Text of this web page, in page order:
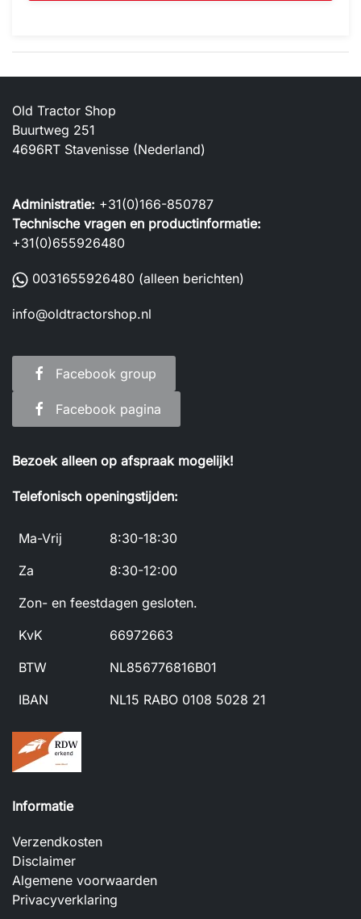
Old Tractor Shop
Buurtweg 251
4696RT Stavenisse (Nederland)
Administratie: +31(0)166-850787
Technische vragen en productinformatie:
+31(0)655926480
0031655926480 (alleen berichten)
info@oldtractorshop.nl
Facebook group
Facebook pagina
Bezoek alleen op afspraak mogelijk!
Telefonisch openingstijden:
Ma-Vrij
8:30-18:30
Za
8:30-12:00
Zon- en feestdagen gesloten.
KvK
66972663
BTW
NL856776816B01
IBAN
NL15 RABO 0108 5028 21
Informatie
Verzendkosten
Disclaimer
Algemene voorwaarden
Privacyverklaring